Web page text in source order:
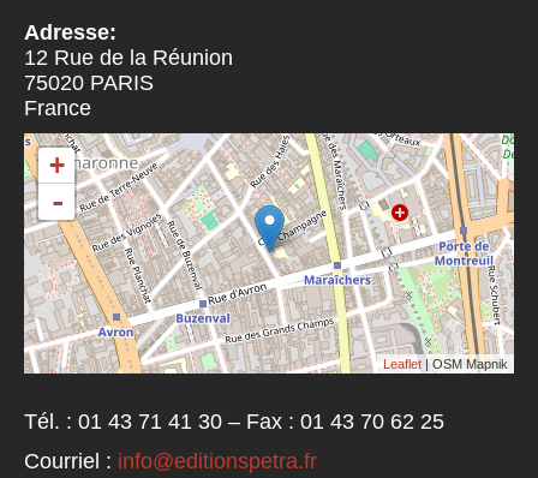
Adresse:
12 Rue de la Réunion
75020 PARIS
France
+
-
Leaflet | OSM Mapnik
Tél. : 01 43 71 41 30 – Fax : 01 43 70 62 25
Courriel : info@editionspetra.fr